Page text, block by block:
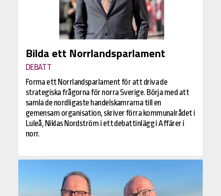
Bilda ett Norrlandsparlament
DEBATT
Forma ett Norrlandsparlament för att driva de
strategiska frågorna för norra Sverige. Börja med att
samla de nordligaste handelskamrarna till en
gemensam organisation, skriver förra kommunalrådet i
Luleå, Niklas Nordström i ett debattinlägg i Affärer i
norr.